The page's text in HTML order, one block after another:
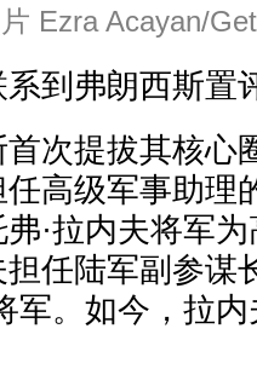
Ezra Acayan/
到弗朗西斯置
提拔其核心
高级军事助理
·拉内夫将军
任陆军副参谋
军。如今，拉